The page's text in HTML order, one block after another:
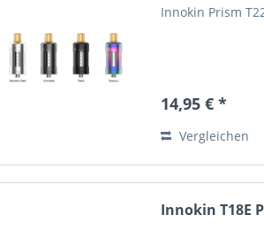
Innokin Prism
14,95 € *
Vergleichen
Innokin T18E